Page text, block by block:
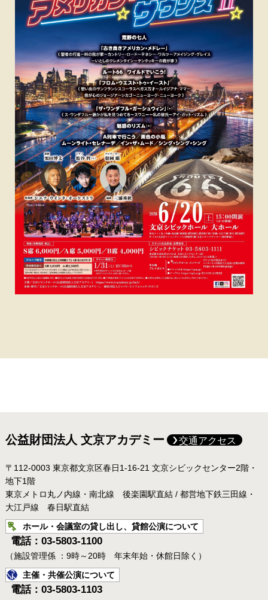
公益財団法人 文京アカデミー 交通アクセス
〒112-0003 東京都文京区春日1-16-21 文京シビックセンター2階・
地下1階
東京メトロ丸ノ内線・南北線 後楽園駅直結 / 都営地下鉄三田線・
大江戸線 春日駅直結
ホール・会議室の貸し出し、貸館公演について
電話：03-5803-1100
（施設管理係 ：9時～20時 年末年始・休館日除く）
主催・共催公演について
電話：03-5803-1103